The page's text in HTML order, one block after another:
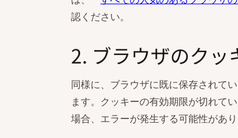
認ください。
2. ブラウザのクッ
同様に、ブラウザに既に保存されて
ます。クッキーの有効期限が切れて
場合、エラーが発生する可能性があり